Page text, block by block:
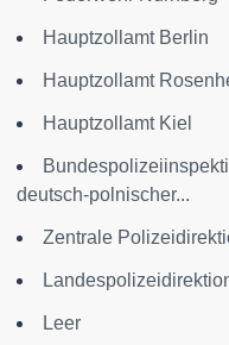
Hauptzollamt Berlin
Hauptzollamt
Hauptzollamt Kiel
deutsch-polnischer...
Zentrale
Leer